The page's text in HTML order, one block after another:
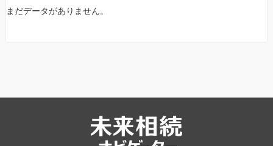
まだデータがありません。